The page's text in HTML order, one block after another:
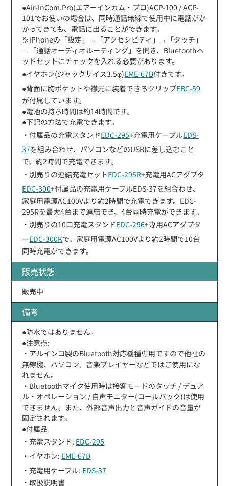
●Air-InCom.Pro(エアーインカム・プロ)ACP-100 / ACP-
101でお使いの場合は、同時通話無線で使用中に電話がか
かってきても、電話に出ることができます。
※iPhoneの「設定」→「アクセシビティ」→「タッチ」
→「通話オーディオルーティング」を開き、Bluetoothヘ
ッドセットにチェックを入れる必要があります。
●イヤホン(ジャックサイズ3.5φ)EME-67B付きです。
●背面に胸ポケットや襟元に装着できるクリップEBC-59
が付属しています。
●電池の持ち時間は約14時間です。
●下記の方法で充電できます。
・付属品の充電スタンドEDC-295+充電用ケーブルEDS-
37を組み合わせ、パソコンなどのUSBに差し込むこと
で、約2時間で充電できます。
・別売りの連結充電セットEDC-295R+充電用ACアダプタ
EDC-300+付属品の充電用ケーブルEDS-37を組合わせ、
家庭用電源AC100Vより約2時間で充電できます。EDC-
295Rを最大4台まで連結でき、4台同時充電ができます。
・別売りの10口充電スタンドEDC-296+専用ACアダプタ
ーEDC-300Kで、家庭用電源AC100Vより約2時間で10台
同時充電ができます。
販売状態
販売中
備考
●防水ではありません。
●注意点:
・アルインコ製のBluetooth対応機種専用ですので他社の
無線機、パソコン、音楽プレイヤーなどではご使用にな
れません。
・Bluetoothマイク使用時は接客モードのタッチ / デュア
ル・オペレーション / 自声モニター(コールバック)は使用
できません。また、外部音声出力と音声ガイドの音量が
固定されます。
●付属品
・充電スタンド: EDC-295
・イヤホン: EME-67B
・充電用ケーブル: EDS-37
・取扱説明書